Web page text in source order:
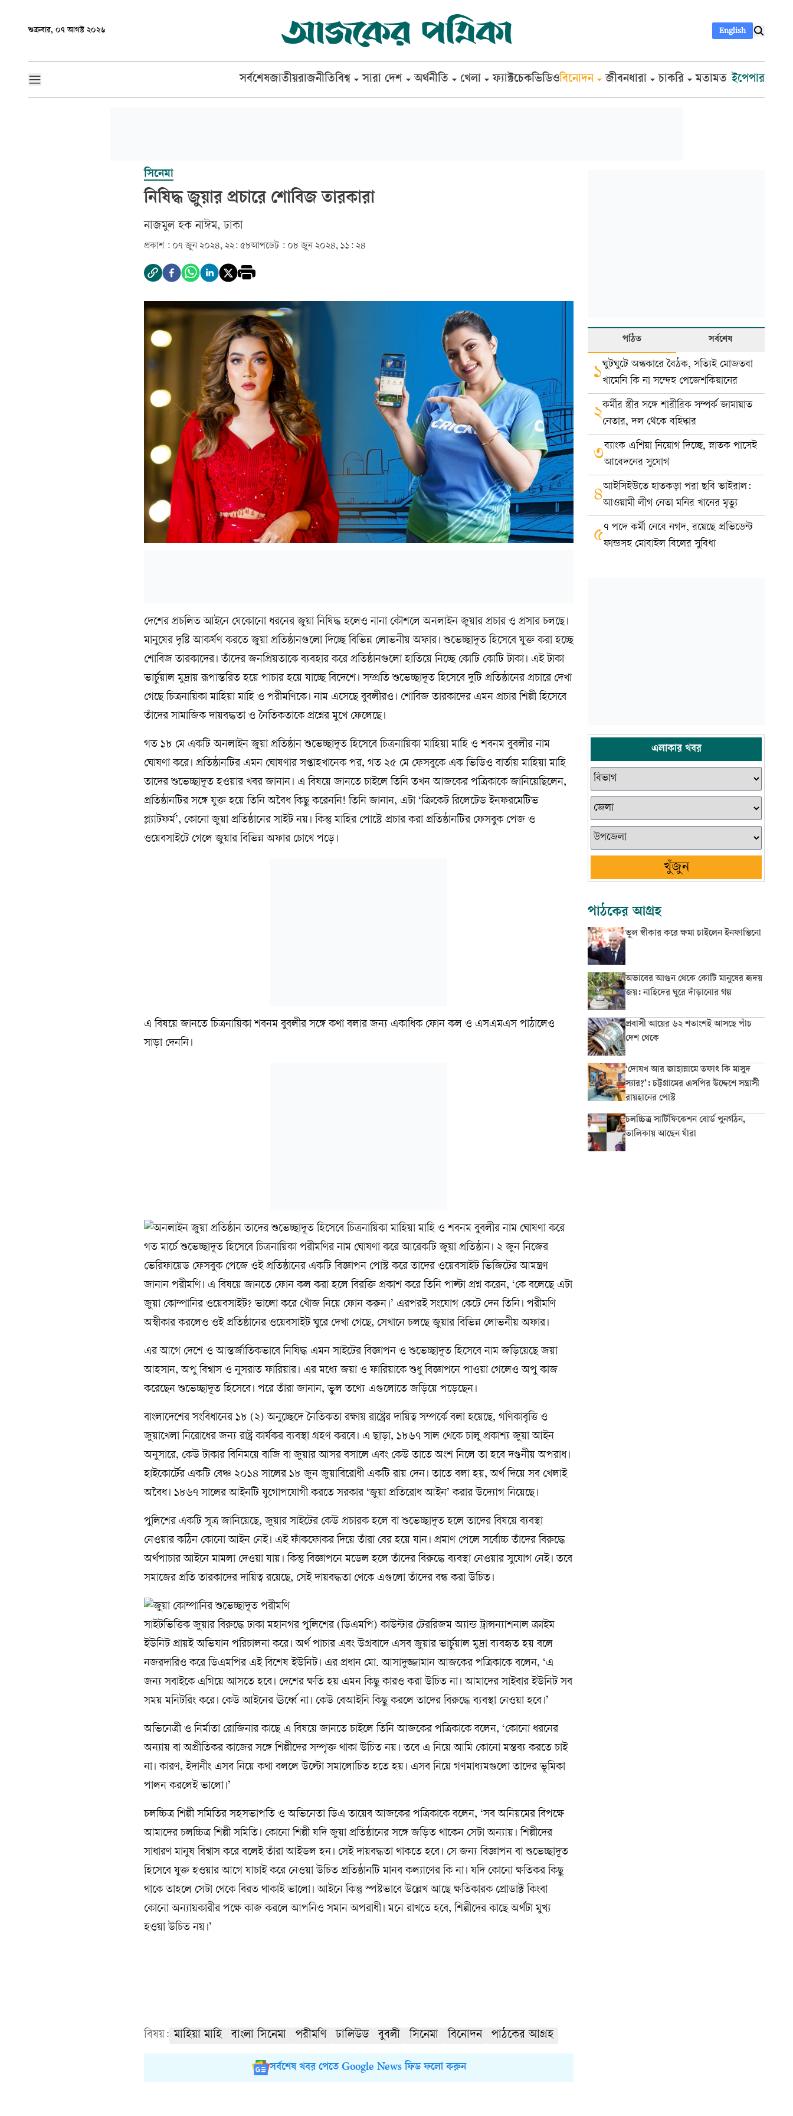
শুক্রবার, ০৭ আগস্ট ২০২৬ English
সর্বশেষজাতীয়রাজনীতিবিশ্ব সারা দেশ অর্থনীতি খেলা ফ্যাক্টচেকভিডিওবিনোদন জীবনধারা চাকরি মতামত ইপেপার
সিনেমা
নিষিদ্ধ জুয়ার প্রচারে শোবিজ তারকারা
নাজমুল হক নাঈম, ঢাকা
প্রকাশ : ০৭ জুন ২০২৪, ২২: ৫৮আপডেট : ০৮ জুন ২০২৪, ১১: ২৪
দেশের প্রচলিত আইনে যেকোনো ধরনের জুয়া নিষিদ্ধ হলেও নানা কৌশলে অনলাইন জুয়ার প্রচার ও প্রসার চলছে।
মানুষের দৃষ্টি আকর্ষণ করতে জুয়া প্রতিষ্ঠানগুলো দিচ্ছে বিভিন্ন লোভনীয় অফার। শুভেচ্ছাদূত হিসেবে যুক্ত করা হচ্ছে
শোবিজ তারকাদের। তাঁদের জনপ্রিয়তাকে ব্যবহার করে প্রতিষ্ঠানগুলো হাতিয়ে নিচ্ছে কোটি কোটি টাকা। এই টাকা
ভার্চুয়াল মুদ্রায় রূপান্তরিত হয়ে পাচার হয়ে যাচ্ছে বিদেশে। সম্প্রতি শুভেচ্ছাদূত হিসেবে দুটি প্রতিষ্ঠানের প্রচারে দেখা
গেছে চিত্রনায়িকা মাহিয়া মাহি ও পরীমণিকে। নাম এসেছে বুবলীরও। শোবিজ তারকাদের এমন প্রচার শিল্পী হিসেবে
তাঁদের সামাজিক দায়বদ্ধতা ও নৈতিকতাকে প্রশ্নের মুখে ফেলেছে।
গত ১৮ মে একটি অনলাইন জুয়া প্রতিষ্ঠান শুভেচ্ছাদূত হিসেবে চিত্রনায়িকা মাহিয়া মাহি ও শবনম বুবলীর নাম
ঘোষণা করে। প্রতিষ্ঠানটির এমন ঘোষণার সপ্তাহখানেক পর, গত ২৫ মে ফেসবুকে এক ভিডিও বার্তায় মাহিয়া মাহি
তাদের শুভেচ্ছাদূত হওয়ার খবর জানান। এ বিষয়ে জানতে চাইলে তিনি তখন আজকের পত্রিকাকে জানিয়েছিলেন,
প্রতিষ্ঠানটির সঙ্গে যুক্ত হয়ে তিনি অবৈধ কিছু করেননি! তিনি জানান, এটা ‘ক্রিকেট রিলেটেড ইনফরমেটিভ
প্ল্যাটফর্ম’, কোনো জুয়া প্রতিষ্ঠানের সাইট নয়। কিন্তু মাহির পোস্টে প্রচার করা প্রতিষ্ঠানটির ফেসবুক পেজ ও
ওয়েবসাইটে গেলে জুয়ার বিভিন্ন অফার চোখে পড়ে।
এ বিষয়ে জানতে চিত্রনায়িকা শবনম বুবলীর সঙ্গে কথা বলার জন্য একাধিক ফোন কল ও এসএমএস পাঠালেও
সাড়া দেননি।
গত মার্চে শুভেচ্ছাদূত হিসেবে চিত্রনায়িকা পরীমণির নাম ঘোষণা করে আরেকটি জুয়া প্রতিষ্ঠান। ২ জুন নিজের
ভেরিফায়েড ফেসবুক পেজে ওই প্রতিষ্ঠানের একটি বিজ্ঞাপন পোস্ট করে তাদের ওয়েবসাইট ভিজিটের আমন্ত্রণ
জানান পরীমণি। এ বিষয়ে জানতে ফোন কল করা হলে বিরক্তি প্রকাশ করে তিনি পাল্টা প্রশ্ন করেন, ‘কে বলেছে এটা
জুয়া কোম্পানির ওয়েবসাইট? ভালো করে খোঁজ নিয়ে ফোন করুন।’ এরপরই সংযোগ কেটে দেন তিনি। পরীমণি
অস্বীকার করলেও ওই প্রতিষ্ঠানের ওয়েবসাইট ঘুরে দেখা গেছে, সেখানে চলছে জুয়ার বিভিন্ন লোভনীয় অফার।
এর আগে দেশে ও আন্তর্জাতিকভাবে নিষিদ্ধ এমন সাইটের বিজ্ঞাপন ও শুভেচ্ছাদূত হিসেবে নাম জড়িয়েছে জয়া
আহসান, অপু বিশ্বাস ও নুসরাত ফারিয়ার। এর মধ্যে জয়া ও ফারিয়াকে শুধু বিজ্ঞাপনে পাওয়া গেলেও অপু কাজ
করেছেন শুভেচ্ছাদূত হিসেবে। পরে তাঁরা জানান, ভুল তথ্যে এগুলোতে জড়িয়ে পড়েছেন।
বাংলাদেশের সংবিধানের ১৮ (২) অনুচ্ছেদে নৈতিকতা রক্ষায় রাষ্ট্রের দায়িত্ব সম্পর্কে বলা হয়েছে, গণিকাবৃত্তি ও
জুয়াখেলা নিরোধের জন্য রাষ্ট্র কার্যকর ব্যবস্থা গ্রহণ করবে। এ ছাড়া, ১৮৬৭ সাল থেকে চালু প্রকাশ্য জুয়া আইন
অনুসারে, কেউ টাকার বিনিময়ে বাজি বা জুয়ার আসর বসালে এবং কেউ তাতে অংশ নিলে তা হবে দণ্ডনীয় অপরাধ।
হাইকোর্টের একটি বেঞ্চ ২০১৪ সালের ১৮ জুন জুয়াবিরোধী একটি রায় দেন। তাতে বলা হয়, অর্থ দিয়ে সব খেলাই
অবৈধ। ১৮৬৭ সালের আইনটি যুগোপযোগী করতে সরকার ‘জুয়া প্রতিরোধ আইন’ করার উদ্যোগ নিয়েছে।
পুলিশের একটি সূত্র জানিয়েছে, জুয়ার সাইটের কেউ প্রচারক হলে বা শুভেচ্ছাদূত হলে তাদের বিষয়ে ব্যবস্থা
নেওয়ার কঠিন কোনো আইন নেই। এই ফাঁকফোকর দিয়ে তাঁরা বের হয়ে যান। প্রমাণ পেলে সর্বোচ্চ তাঁদের বিরুদ্ধে
অর্থপাচার আইনে মামলা দেওয়া যায়। কিন্তু বিজ্ঞাপনে মডেল হলে তাঁদের বিরুদ্ধে ব্যবস্থা নেওয়ার সুযোগ নেই। তবে
সমাজের প্রতি তারকাদের দায়িত্ব রয়েছে, সেই দায়বদ্ধতা থেকে এগুলো তাঁদের বন্ধ করা উচিত।
সাইটভিত্তিক জুয়ার বিরুদ্ধে ঢাকা মহানগর পুলিশের (ডিএমপি) কাউন্টার টেররিজম অ্যান্ড ট্রান্সন্যাশনাল ক্রাইম
ইউনিট প্রায়ই অভিযান পরিচালনা করে। অর্থ পাচার এবং উগ্রবাদে এসব জুয়ার ভার্চুয়াল মুদ্রা ব্যবহৃত হয় বলে
নজরদারিও করে ডিএমপির এই বিশেষ ইউনিট। এর প্রধান মো. আসাদুজ্জামান আজকের পত্রিকাকে বলেন, ‘এ
জন্য সবাইকে এগিয়ে আসতে হবে। দেশের ক্ষতি হয় এমন কিছু কারও করা উচিত না। আমাদের সাইবার ইউনিট সব
সময় মনিটরিং করে। কেউ আইনের ঊর্ধ্বে না। কেউ বেআইনি কিছু করলে তাদের বিরুদ্ধে ব্যবস্থা নেওয়া হবে।’
অভিনেত্রী ও নির্মাতা রোজিনার কাছে এ বিষয়ে জানতে চাইলে তিনি আজকের পত্রিকাকে বলেন, ‘কোনো ধরনের
অন্যায় বা অপ্রীতিকর কাজের সঙ্গে শিল্পীদের সম্পৃক্ত থাকা উচিত নয়। তবে এ নিয়ে আমি কোনো মন্তব্য করতে চাই
না। কারণ, ইদানীং এসব নিয়ে কথা বললে উল্টো সমালোচিত হতে হয়। এসব নিয়ে গণমাধ্যমগুলো তাদের ভূমিকা
পালন করলেই ভালো।’
চলচ্চিত্র শিল্পী সমিতির সহসভাপতি ও অভিনেতা ডিএ তায়েব আজকের পত্রিকাকে বলেন, ‘সব অনিয়মের বিপক্ষে
আমাদের চলচ্চিত্র শিল্পী সমিতি। কোনো শিল্পী যদি জুয়া প্রতিষ্ঠানের সঙ্গে জড়িত থাকেন সেটা অন্যায়। শিল্পীদের
সাধারণ মানুষ বিশ্বাস করে বলেই তাঁরা আইডল হন। সেই দায়বদ্ধতা থাকতে হবে। সে জন্য বিজ্ঞাপন বা শুভেচ্ছাদূত
হিসেবে যুক্ত হওয়ার আগে যাচাই করে নেওয়া উচিত প্রতিষ্ঠানটি মানব কল্যাণের কি না। যদি কোনো ক্ষতিকর কিছু
থাকে তাহলে সেটা থেকে বিরত থাকাই ভালো। আইনে কিন্তু স্পষ্টভাবে উল্লেখ আছে ক্ষতিকারক প্রোডাক্ট কিংবা
কোনো অন্যায়কারীর পক্ষে কাজ করলে আপনিও সমান অপরাধী। মনে রাখতে হবে, শিল্পীদের কাছে অর্থটা মুখ্য
হওয়া উচিত নয়।’
বিষয়: মাহিয়া মাহি বাংলা সিনেমা পরীমণি ঢালিউড বুবলী সিনেমা বিনোদন পাঠকের আগ্রহ
সর্বশেষ খবর পেতে Google News ফিড ফলো করুন
পঠিত সর্বশেষ
১ঘুটঘুটে অন্ধকারে বৈঠক, সত্যিই মোজতবা
খামেনি কি না সন্দেহ পেজেশকিয়ানের
২কর্মীর স্ত্রীর সঙ্গে শারীরিক সম্পর্ক জামায়াত
নেতার, দল থেকে বহিষ্কার
৩ব্যাংক এশিয়া নিয়োগ দিচ্ছে, স্নাতক পাসেই
আবেদনের সুযোগ
৪আইসিইউতে হাতকড়া পরা ছবি ভাইরাল:
আওয়ামী লীগ নেতা মনির খানের মৃত্যু
৫৭ পদে কর্মী নেবে নগদ, রয়েছে প্রভিডেন্ট
ফান্ডসহ মোবাইল বিলের সুবিধা
এলাকার খবর
খুঁজুন
পাঠকের আগ্রহ
ভুল স্বীকার করে ক্ষমা চাইলেন ইনফান্তিনো
অভাবের আগুন থেকে কোটি মানুষের হৃদয়
জয়: নাহিদের ঘুরে দাঁড়ানোর গল্প
প্রবাসী আয়ের ৬২ শতাংশই আসছে পাঁচ
দেশ থেকে
‘দোযখ আর জাহান্নামে তফাৎ কি মাসুদ
স্যার?’: চট্টগ্রামের এসপির উদ্দেশে সন্ত্রাসী
রায়হানের পোস্ট
চলচ্চিত্র সার্টিফিকেশন বোর্ড পুনর্গঠন,
তালিকায় আছেন যাঁরা